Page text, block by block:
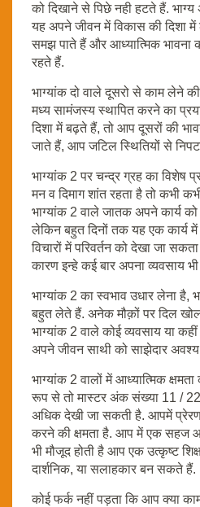
को दिखाने से पिछे नही हटते हैं.
यह अपने जीवन में विकास की दिशा
समझ पाते हैं और आध्यात्मिक
रहते हैं.
भाग्यांक दो वाले दूसरो से काम लेने
मध्य सामंजस्य स्थापित करने का
दिशा में बढ़ते हैं, तो आप दूसरों की
जाते हैं, आप जटिल स्थितियों से
भाग्यांक 2 पर चन्द्र ग्रह का विशेष
मन व दिमाग शांत रहता है तो कभी
भाग्यांक 2 वाले जातक अपने कार्य
लेकिन बहुत दिनों तक यह एक कार्य
विचारों में परिवर्तन को देखा जा
कारण इन्हे कई बार अपना व्यवसाय
भाग्यांक 2 का स्वभाव उधार लेना है,
बहुत लेते हैं. अनेक मौक़ों पर दिल
भाग्यांक 2 वाले कोई व्यवसाय या
अपने जीवन साथी को साझेदार अवश्य
भाग्यांक 2 वालों में आध्यात्मिक
रूप से तो मास्टर अंक संख्या 11 /
अधिक देखी जा सकती है. आपमें
करने की क्षमता है. आप में एक सहज
भी मौजूद होती है आप एक उत्कृष्ट
दार्शनिक, या सलाहकार बन सकते हैं.
कोई फर्क नहीं पड़ता कि आप क्या